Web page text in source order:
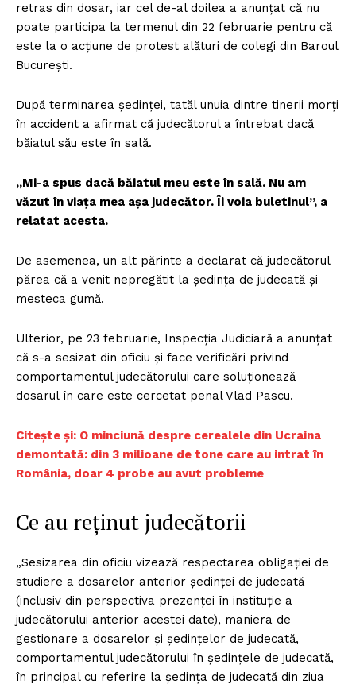
retras din dosar, iar cel de-al doilea a anunţat că nu
poate participa la termenul din 22 februarie pentru că
este la o acţiune de protest alături de colegi din Baroul
Bucureşti.
După terminarea şedinţei, tatăl unuia dintre tinerii morţi
în accident a afirmat că judecătorul a întrebat dacă
băiatul său este în sală.
„Mi-a spus dacă băiatul meu este în sală. Nu am
văzut în viaţa mea aşa judecător. Îi voia buletinul”, a
relatat acesta.
De asemenea, un alt părinte a declarat că judecătorul
părea că a venit nepregătit la şedinţa de judecată şi
mesteca gumă.
Ulterior, pe 23 februarie, Inspecţia Judiciară a anunţat
că s-a sesizat din oficiu şi face verificări privind
comportamentul judecătorului care soluţionează
dosarul în care este cercetat penal Vlad Pascu.
Citește și: O minciună despre cerealele din Ucraina
demontată: din 3 milioane de tone care au intrat în
România, doar 4 probe au avut probleme
Ce au reținut judecătorii
„Sesizarea din oficiu vizează respectarea obligaţiei de
studiere a dosarelor anterior şedinţei de judecată
(inclusiv din perspectiva prezenţei în instituţie a
judecătorului anterior acestei date), maniera de
gestionare a dosarelor şi şedinţelor de judecată,
comportamentul judecătorului în şedinţele de judecată,
în principal cu referire la şedinţa de judecată din ziua